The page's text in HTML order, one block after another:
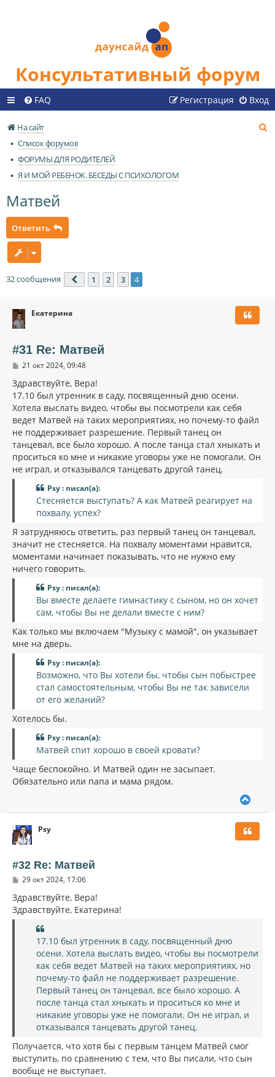
Консультативный форум
FAQ Вход
Регистрация
На сайт
Список форумов
ФОРУМЫ ДЛЯ РОДИТЕЛЕЙ
Я И МОЙ РЕБЕНОК. БЕСЕДЫ С ПСИХОЛОГОМ
Матвей
Ответить
32 сообщения Пред.
1 2 3 4
Екатерина
#31 Re: Матвей
С
о
б
щ
е
н
и
е
21 окт 2024, 09:48
Здравствуйте, Вера!
17.10 был утренник в саду, посвященный дню осени.
Хотела выслать видео, чтобы вы посмотрели как себя
ведет Матвей на таких мероприятиях, но почему-то файл
не поддерживает разрешение. Первый танец он
танцевал, все было хорошо. А после танца стал хныкать и
проситься ко мне и никакие уговоры уже не помогали. Он
не играл, и отказывался танцевать другой танец.
Psy : писал(а):
Стесняется выступать? А как Матвей реагирует на
похвалу, успех?
Я затрудняюсь ответить, раз первый танец он танцевал,
значит не стесняется. На похвалу моментами нравится,
моментами начинает показывать, что не нужно ему
ничего говорить.
Psy : писал(а):
Вы вместе делаете гимнастику с сыном, но он хочет
сам, чтобы Вы не делали вместе с ним?
Как только мы включаем "Музыку с мамой", он указывает
мне на дверь.
Psy : писал(а):
Возможно, что Вы хотели бы, чтобы сын побыстрее
стал самостоятельным, чтобы Вы не так зависели
от его желаний?
Хотелось бы.
Psy : писал(а):
Матвей спит хорошо в своей кровати?
Чаще беспокойно. И Матвей один не засыпает.
Обязательно или папа и мама рядом.
у
у
Psy
#32 Re: Матвей
С
о
б
щ
29 окт 2024, 17:06
Здравствуйте, Вера!
Здравствуйте, Екатерина!
17.10 был утренник в саду, посвященный дню
осени. Хотела выслать видео, чтобы вы посмотрели
как себя ведет Матвей на таких мероприятиях, но
почему-то файл не поддерживает разрешение.
Первый танец он танцевал, все было хорошо. А
после танца стал хныкать и проситься ко мне и
никакие уговоры уже не помогали. Он не играл, и
отказывался танцевать другой танец.
Получается, что хотя бы с первым танцем Матвей смог
выступить, по сравнению с тем, что Вы писали, что сын
вообще не выступает.